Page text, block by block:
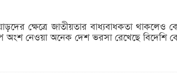
ক্ষেত্রে জাতীয়তার বাধ্যবাধকতা
অংশ নেওয়া অনেক দেশ ভরসা রেখেছে বিদেশি